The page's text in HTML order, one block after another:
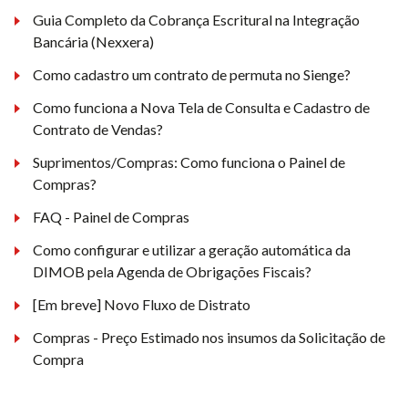
Guia Completo da Cobrança Escritural na Integração
Bancária (Nexxera)
Como cadastro um contrato de permuta no Sienge?
Como funciona a Nova Tela de Consulta e Cadastro de
Contrato de Vendas?
Suprimentos/Compras: Como funciona o Painel de
Compras?
FAQ - Painel de Compras
Como configurar e utilizar a geração automática da
DIMOB pela Agenda de Obrigações Fiscais?
[Em breve] Novo Fluxo de Distrato
Compras - Preço Estimado nos insumos da Solicitação de
Compra